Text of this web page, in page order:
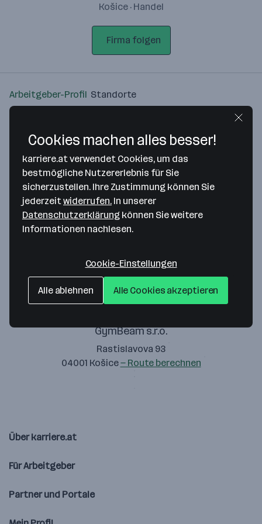
Košice · Handel
Firma folgen
Arbeitgeber-Profil Standorte
Bitte stimme unseren Cookie-
Richtlinien zu, um diese Karte
anzuzeigen.
GymBeam s.r.o.
Rastislavova 93
04001 Košice— Route berechnen
Über karriere.at
Für Arbeitgeber
Partner und Portale
Cookies machen alles besser!
karriere.at verwendet Cookies, um das
bestmögliche Nutzererlebnis für Sie
sicherzustellen. Ihre Zustimmung können Sie
jederzeitwiderrufen. In unserer
Datenschutzerklärung können Sie weitere
Informationen nachlesen.
Cookie-Einstellungen
Alle ablehnen Alle Cookies akzeptieren